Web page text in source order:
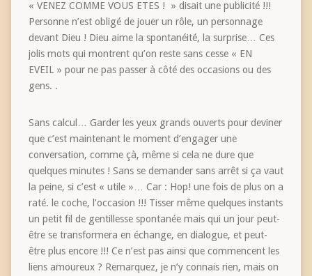
« VENEZ COMME VOUS ETES ! » disait une publicité !!!
Personne n’est obligé de jouer un rôle, un personnage
devant Dieu ! Dieu aime la spontanéité, la surprise… Ces
jolis mots qui montrent qu’on reste sans cesse « EN
EVEIL » pour ne pas passer à côté des occasions ou des
gens. .
Sans calcul… Garder les yeux grands ouverts pour deviner
que c’est maintenant le moment d’engager une
conversation, comme çà, même si cela ne dure que
quelques minutes ! Sans se demander sans arrêt si ça vaut
la peine, si c’est « utile »… Car : Hop! une fois de plus on a
raté. le coche, l’occasion !!! Tisser même quelques instants
un petit fil de gentillesse spontanée mais qui un jour peut-
être se transformera en échange, en dialogue, et peut-
être plus encore !!! Ce n’est pas ainsi que commencent les
liens amoureux ? Remarquez, je n’y connais rien, mais on